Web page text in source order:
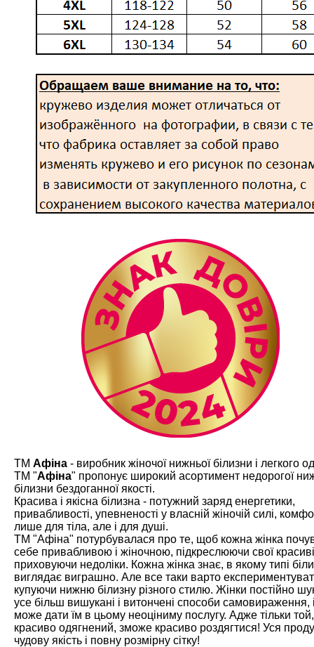
ТМ Афіна - виробник жіночої нижньої білизни і легкого
ТМ "Афіна" пропонує широкий асортимент недорогої
білизни бездоганної якості.
Красива і якісна білизна - потужний заряд енергетики,
привабливості, упевненості у власній жіночій силі,
лише для тіла, але і для душі.
ТМ "Афіна" потурбувалася про те, щоб кожна жінка
себе привабливою і жіночною, підкреслюючи свої
приховуючи недоліки. Кожна жінка знає, в якому типі
виглядає виграшно. Але все таки варто
купуючи нижню білизну різного стилю. Жінки постійно
усе більш вишукані і витончені способи самовираження,
може дати їм в цьому неоціниму послугу. Адже тільки
красиво одягнений, зможе красиво роздягтися! Уся
чудову якість і повну розмірну сітку!